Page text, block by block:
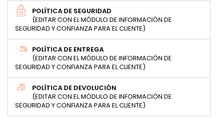
POLÍTICA DE SEGURIDAD
(EDITAR CON EL MÓDULO DE INFORMACIÓN DE
SEGURIDAD Y CONFIANZA PARA EL CLIENTE)
POLÍTICA DE ENTREGA
(EDITAR CON EL MÓDULO DE INFORMACIÓN DE
SEGURIDAD Y CONFIANZA PARA EL CLIENTE)
POLÍTICA DE DEVOLUCIÓN
(EDITAR CON EL MÓDULO DE INFORMACIÓN DE
SEGURIDAD Y CONFIANZA PARA EL CLIENTE)